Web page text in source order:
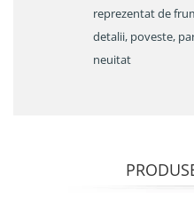
reprezentat de
detalii, poveste,
neuitat